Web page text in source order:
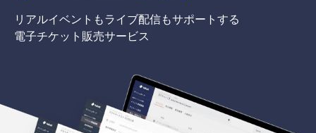
リアルイベントもライブ配信もサポートする
電子チケット販売サービス